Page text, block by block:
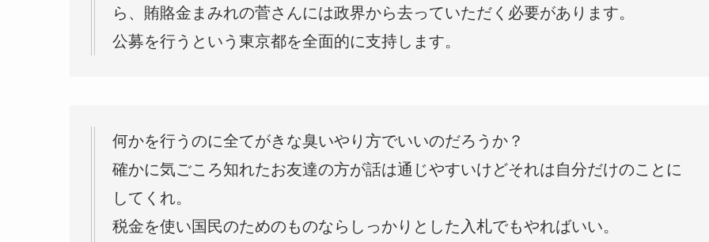
ら、賄賂金まみれの菅さんには政界から去っていただく必要があります。
公募を行うという東京都を全面的に支持します。
何かを行うのに全てがきな臭いやり方でいいのだろうか？
確かに気ごころ知れたお友達の方が話は通じやすいけどそれは自分だけのことに
してくれ。
税金を使い国民のためのものならしっかりとした入札でもやればいい。